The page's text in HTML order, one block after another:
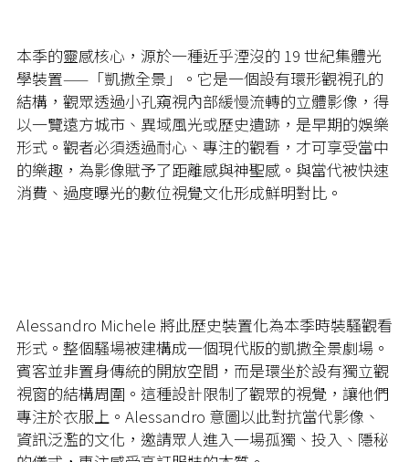
本季的靈感核心，源於一種近乎湮沒的 19 世紀集體光
學裝置——「凱撒全景」。它是一個設有環形觀視孔的
結構，觀眾透過小孔窺視內部緩慢流轉的立體影像，得
以一覽遠方城市、異域風光或歷史遺跡，是早期的娛樂
形式。觀者必須透過耐心、專注的觀看，才可享受當中
的樂趣，為影像賦予了距離感與神聖感。與當代被快速
消費、過度曝光的數位視覺文化形成鮮明對比。
Alessandro Michele 將此歷史裝置化為本季時裝騷觀看
形式。整個騷場被建構成一個現代版的凱撒全景劇場。
賓客並非置身傳統的開放空間，而是環坐於設有獨立觀
視窗的結構周圍。這種設計限制了觀眾的視覺，讓他們
專注於衣服上。Alessandro 意圖以此對抗當代影像、
資訊泛濫的文化，邀請眾人進入一場孤獨、投入、隱秘